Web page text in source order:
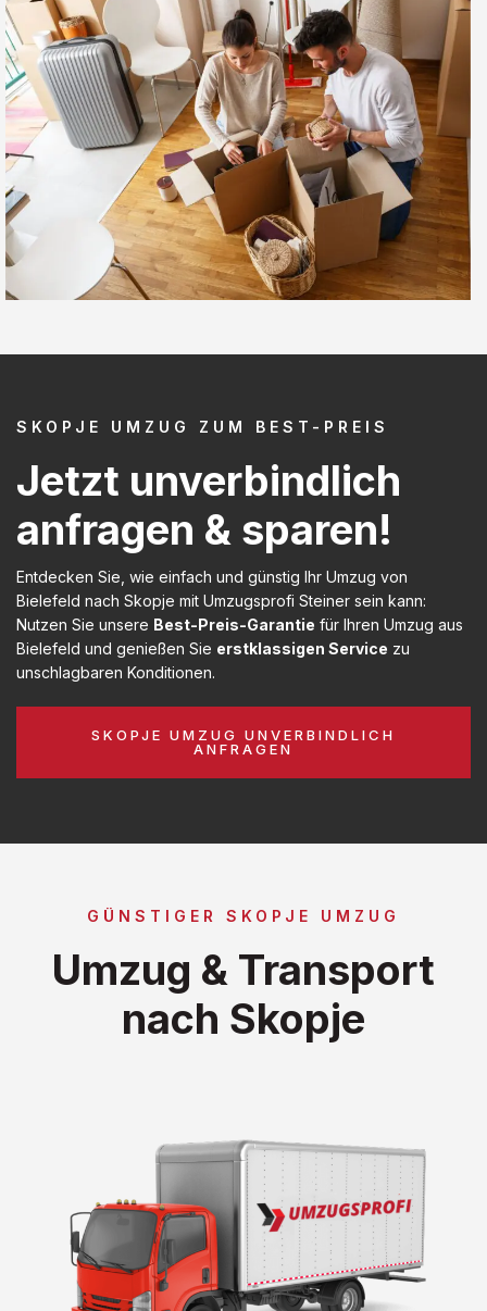
SKOPJE UMZUG ZUM BEST-PREIS
Jetzt unverbindlich
anfragen & sparen!
Entdecken Sie, wie einfach und günstig Ihr Umzug von
Bielefeld nach Skopje mit Umzugsprofi Steiner sein kann:
Nutzen Sie unsere Best-Preis-Garantie für Ihren Umzug aus
Bielefeld und genießen Sie erstklassigen Service zu
unschlagbaren Konditionen.
SKOPJE UMZUG UNVERBINDLICH
ANFRAGEN
GÜNSTIGER SKOPJE UMZUG
Umzug & Transport
nach Skopje